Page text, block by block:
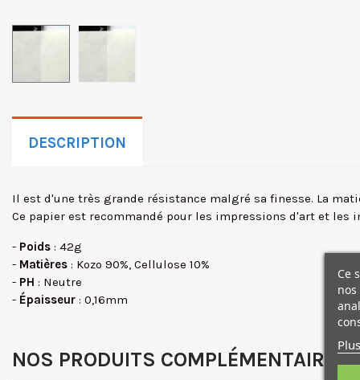
DESCRIPTION
Il est d'une très grande résistance malgré sa finesse. La
Ce papier est recommandé pour les impressions d'art et les
- Poids : 42g
- Matières : Kozo 90%, Cellulose 10%
- PH : Neutre
- Épaisseur : 0,16mm
NOS PRODUITS COMPLÉMENTAIRES
Ce